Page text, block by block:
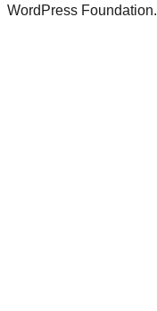
WordPress Foundation.